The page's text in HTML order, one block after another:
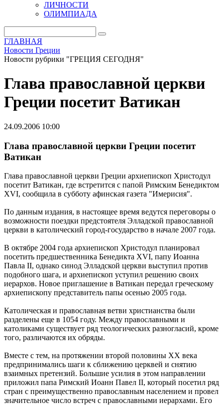
ЛИЧНОСТИ
ОЛИМПИАДА
ГЛАВНАЯ
Новости Греции
Новости рубрики "ГРЕЦИЯ СЕГОДНЯ"
Глава православной церкви
Греции посетит Ватикан
24.09.2006 10:00
Глава православной церкви Греции посетит
Ватикан
Глава православной церкви Греции архиепископ Христодул
посетит Ватикан, где встретится с папой Римским Бенедиктом
XVI, сообщила в субботу афинская газета "Имерисия".
По данным издания, в настоящее время ведутся переговоры о
возможности поездки предстоятеля Элладской православной
церкви в католический город-государство в начале 2007 года.
В октябре 2004 года архиепископ Христодул планировал
посетить предшественника Бенедикта XVI, папу Иоанна
Павла II, однако синод Элладской церкви выступил против
подобного шага, и архиепископ уступил решению своих
иерархов. Новое приглашение в Ватикан передал греческому
архиепископу представитель папы осенью 2005 года.
Католическая и православная ветви христианства были
разделены еще в 1054 году. Между православными и
католиками существует ряд теологических разногласий, кроме
того, различаются их обряды.
Вместе с тем, на протяжении второй половины ХХ века
предпринимались шаги к сближению церквей и снятию
взаимных претензий. Большие усилия в этом направлении
приложил папа Римский Иоанн Павел II, который посетил ряд
стран с преимущественно православным населением и провел
значительное число встреч с православными иерархами. Его